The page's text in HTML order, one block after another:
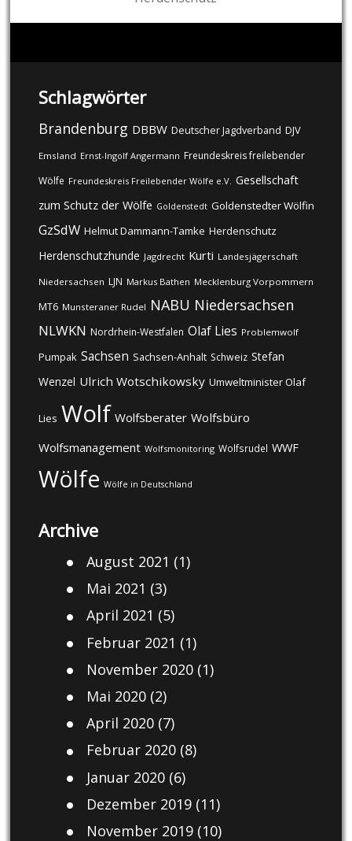
Schlagwörter
Brandenburg DBBW Deutscher Jagdverband DJV
Emsland Ernst-Ingolf Angermann Freundeskreis freilebender
Wölfe Freundeskreis Freilebender Wölfe e.V. Gesellschaft
zum Schutz der Wölfe Goldenstedt Goldenstedter Wölfin
GzSdW Helmut Dammann-Tamke Herdenschutz
Herdenschutzhunde Jagdrecht Kurti Landesjägerschaft
Niedersachsen LJN Markus Bathen Mecklenburg Vorpommern
MT6 Munsteraner Rudel NABU Niedersachsen
NLWKN Nordrhein-Westfalen Olaf Lies Problemwolf
Pumpak Sachsen Sachsen-Anhalt Schweiz Stefan
Wenzel Ulrich Wotschikowsky Umweltminister Olaf
Lies Wolf Wolfsberater Wolfsbüro
Wolfsmanagement Wolfsmonitoring Wolfsrudel WWF
Wölfe Wölfe in Deutschland
Archive
August 2021 (1)
Mai 2021 (3)
April 2021 (5)
Februar 2021 (1)
November 2020(1)
Mai 2020(2)
April 2020(7)
Februar 2020(8)
Januar 2020(6)
Dezember 2019(11)
November 2019(10)